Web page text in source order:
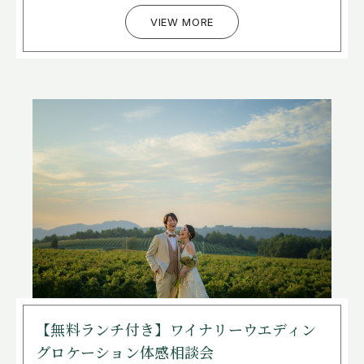
VIEW MORE
【無料ランチ付き】ワイナリーウエディン
グロケーション体感相談会